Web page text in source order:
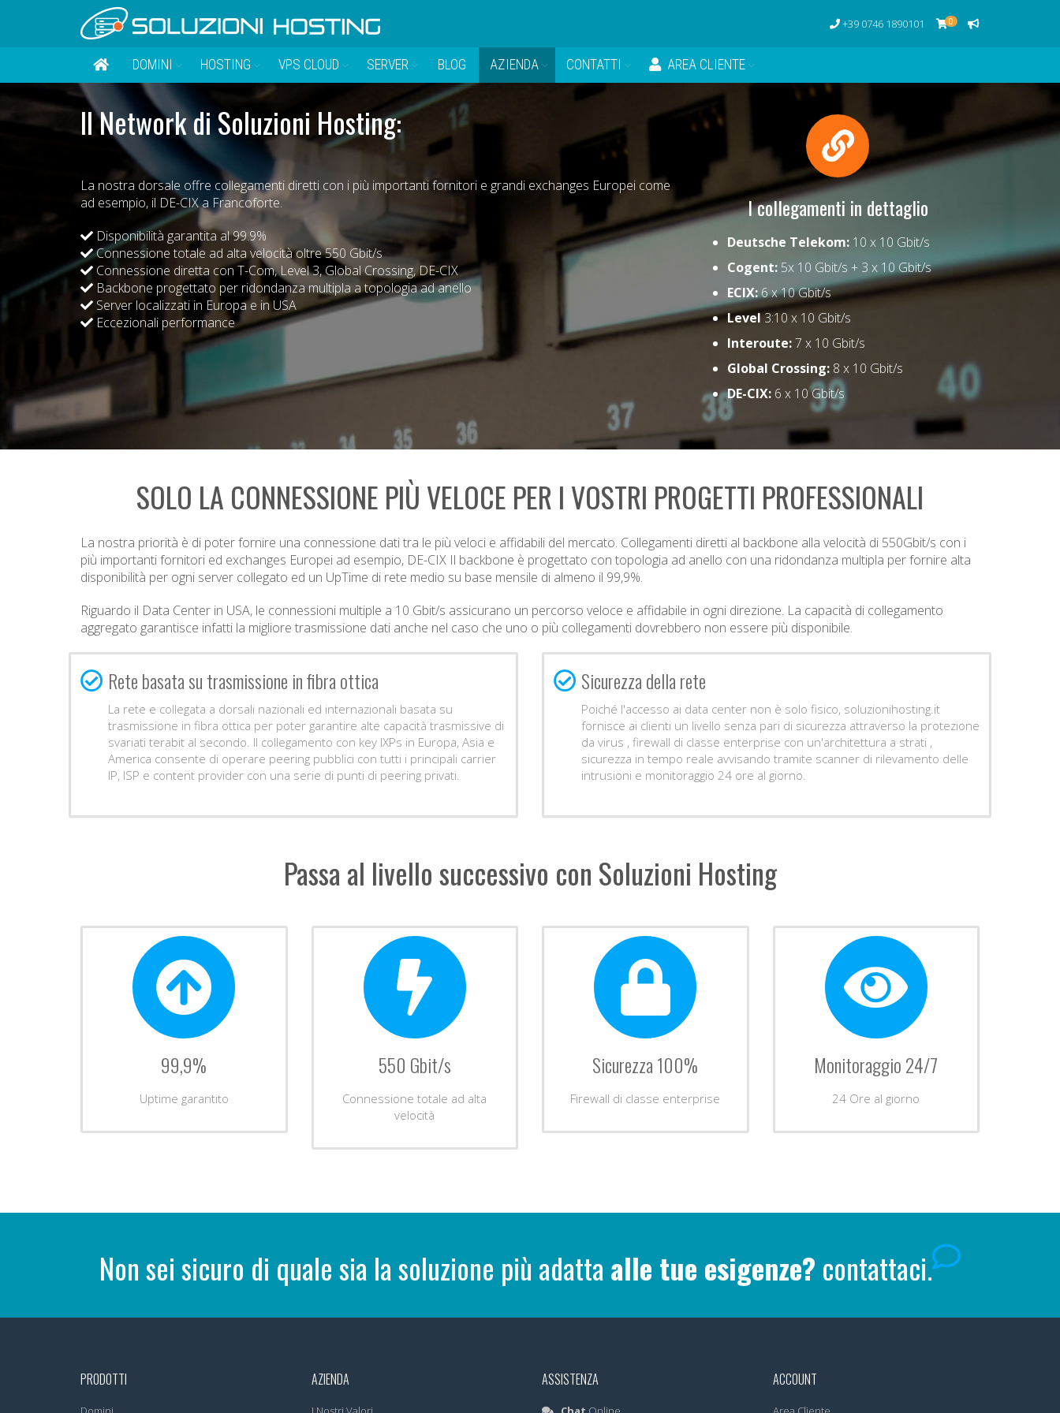
0
+39 0746 1890101
DOMINI HOSTING VPS CLOUD SERVER BLOG AZIENDA CONTATTI AREA CLIENTE
Il Network di Soluzioni Hosting:
La nostra dorsale offre collegamenti diretti con i più importanti fornitori e grandi exchanges Europei come
ad esempio, il DE-CIX a Francoforte.
Disponibilità garantita al 99.9%
Connessione totale ad alta velocità oltre 550 Gbit/s
Connessione diretta con T-Com, Level 3, Global Crossing, DE-CIX
Backbone progettato per ridondanza multipla a topologia ad anello
Server localizzati in Europa e in USA
Eccezionali performance
I collegamenti in dettaglio
Deutsche Telekom: 10 x 10 Gbit/s
Cogent: 5x 10 Gbit/s + 3 x 10 Gbit/s
ECIX:6 x 10 Gbit/s
Level3:10 x 10 Gbit/s
Interoute:7 x 10 Gbit/s
Global Crossing: 8 x 10 Gbit/s
DE-CIX: 6 x 10 Gbit/s
SOLO LA CONNESSIONE PIÙ VELOCE PER I VOSTRI PROGETTI PROFESSIONALI
La nostra priorità è di poter fornire una connessione dati tra le più veloci e affidabili del mercato. Collegamenti diretti al backbone alla velocità di 550Gbit/s con i
più importanti fornitori ed exchanges Europei ad esempio, DE-CIX Il backbone è progettato con topologia ad anello con una ridondanza multipla per fornire alta
disponibilità per ogni server collegato ed un UpTime di rete medio su base mensile di almeno il 99,9%.
Riguardo il Data Center in USA, le connessioni multiple a 10 Gbit/s assicurano un percorso veloce e affidabile in ogni direzione. La capacità di collegamento
aggregato garantisce infatti la migliore trasmissione dati anche nel caso che uno o più collegamenti dovrebbero non essere più disponibile.
Rete basata su trasmissione in fibra ottica
La rete e collegata a dorsali nazionali ed internazionali basata su
trasmissione in fibra ottica per poter garantire alte capacità trasmissive di
svariati terabit al secondo. Il collegamento con key IXPs in Europa, Asia e
America consente di operare peering pubblici con tutti i principali carrier
IP, ISP e content provider con una serie di punti di peering privati.
Sicurezza della rete
Poiché l'accesso ai data center non è solo fisico, soluzionihosting.it
fornisce ai clienti un livello senza pari di sicurezza attraverso la protezione
da virus , firewall di classe enterprise con un'architettura a strati ,
sicurezza in tempo reale avvisando tramite scanner di rilevamento delle
intrusioni e monitoraggio 24 ore al giorno.
Passa al livello successivo con Soluzioni Hosting
99,9%
Uptime garantito
550 Gbit/s
Connessione totale ad alta
velocità
Sicurezza 100%
Firewall di classe enterprise
Monitoraggio 24/7
24 Ore al giorno
Non sei sicuro di quale sia la soluzione più adattaalle tue esigenze? contattaci.
PRODOTTI AZIENDA ASSISTENZA ACCOUNT